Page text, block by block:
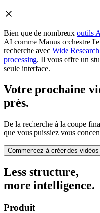
Bien que de nombreux outils
AI comme Manus orchestre
recherche avec Wide Research
processing. Il vous offre un
seule interface.
Votre prochaine
près.
De la recherche à la coupe
que vous puissiez vous
Commencez à créer des
Less structure,
more intelligence.
Produit